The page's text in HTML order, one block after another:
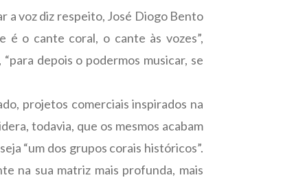
a voz diz respeito, José Diogo Bento
é o cante coral, o cante às vozes”,
depois o podermos musicar, se
projetos comerciais inspirados na
todavia, que os mesmos acabam
“um dos grupos corais históricos”.
na sua matriz mais profunda, mais